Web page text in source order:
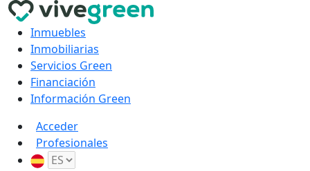
Inmuebles
Inmobiliarias
Servicios Green
Financiación
Información Green
Acceder
Profesionales